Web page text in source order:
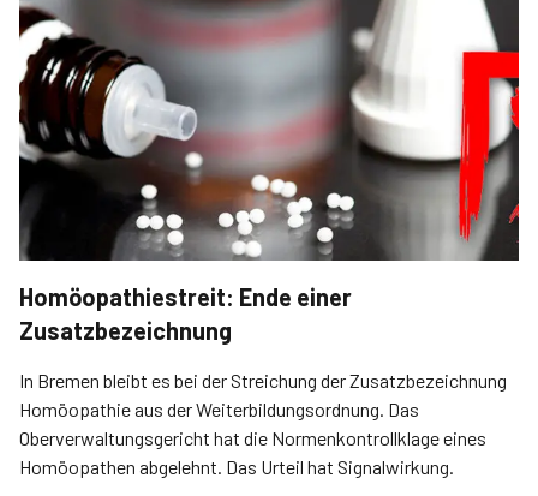
Homöopathiestreit: Ende einer
Zusatzbezeichnung
In Bremen bleibt es bei der Streichung der Zusatzbezeichnung
Homöopathie aus der Weiterbildungsordnung. Das
Oberverwaltungsgericht hat die Normenkontrollklage eines
Homöopathen abgelehnt. Das Urteil hat Signalwirkung.